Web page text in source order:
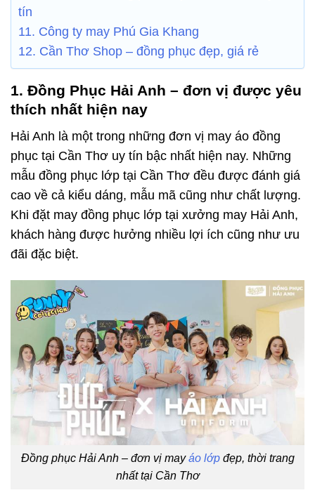
tín
11. Công ty may Phú Gia Khang
12. Cần Thơ Shop – đồng phục đẹp, giá rẻ
1. Đồng Phục Hải Anh – đơn vị được yêu
thích nhất hiện nay
Hải Anh là một trong những đơn vị may áo đồng
phục tại Cần Thơ uy tín bậc nhất hiện nay. Những
mẫu đồng phục lớp tại Cần Thơ đều được đánh giá
cao về cả kiểu dáng, mẫu mã cũng như chất lượng.
Khi đặt may đồng phục lớp tại xưởng may Hải Anh,
khách hàng được hưởng nhiều lợi ích cũng như ưu
đãi đặc biệt.
Đồng phục Hải Anh – đơn vị mayáo lớpđẹp, thời trang
nhất tại Cần Thơ